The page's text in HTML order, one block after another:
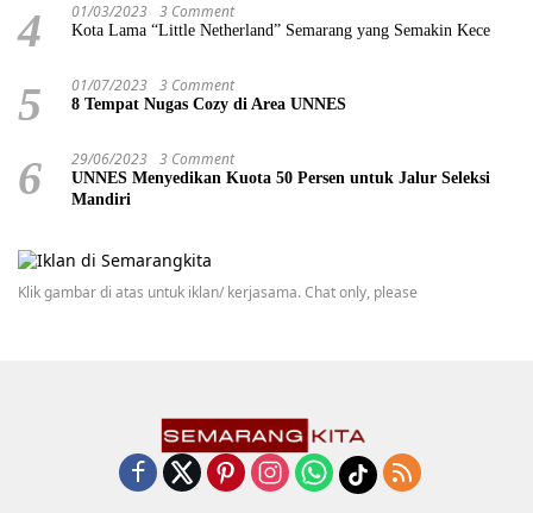
4 01/03/2023 3 Comment
Kota Lama “Little Netherland” Semarang yang Semakin Kece
5 01/07/2023 3 Comment
8 Tempat Nugas Cozy di Area UNNES
6 29/06/2023 3 Comment
UNNES Menyedikan Kuota 50 Persen untuk Jalur Seleksi
Mandiri
Klik gambar di atas untuk iklan/ kerjasama. Chat only, please